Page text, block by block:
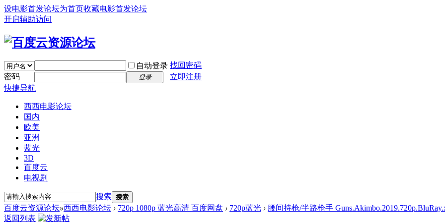
设电影首发论坛为首页收藏电影首发论坛
开启辅助访问
自动登录 找回密码
密码
登录
立即注册
快捷导航
西西电影论坛
国内
欧美
亚洲
蓝光
3D
百度云
电视剧
搜索 搜索
百度云资源论坛»西西电影论坛 › 720p 1080p 蓝光高清 百度网盘 › 720p蓝光 › 腰间持枪/半路枪手
返回列表